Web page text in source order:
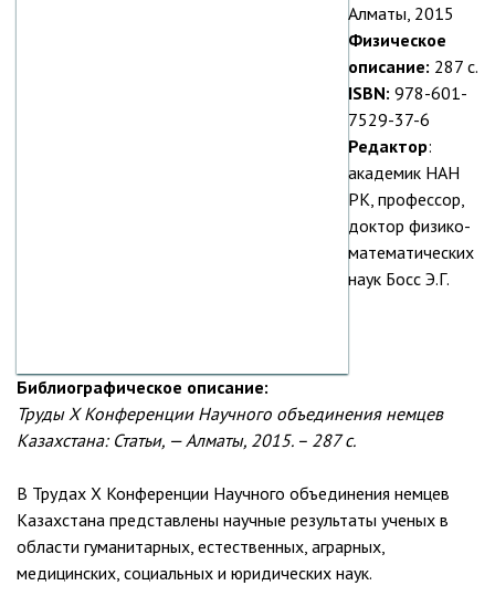
Алматы, 2015
Физическое
описание: 287 с.
ISBN: 978-601-
7529-37-6
Редактор:
академик НАН
РК, профессор,
доктор физико-
математических
наук Босс Э.Г.
Библиографическое описание:
Труды X Конференции Научного объединения немцев
Казахстана: Статьи, — Алматы, 2015. – 287 с.
В Трудах X Конференции Научного объединения немцев
Казахстана представлены научные результаты ученых в
области гуманитарных, естественных, аграрных,
медицинских, социальных и юридических наук.